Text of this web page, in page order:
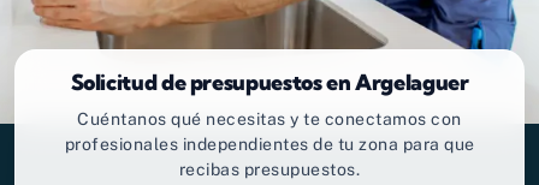
Solicitud de presupuestos en Argelaguer
Cuéntanos qué necesitas y te conectamos con
profesionales independientes de tu zona para que
recibas presupuestos.